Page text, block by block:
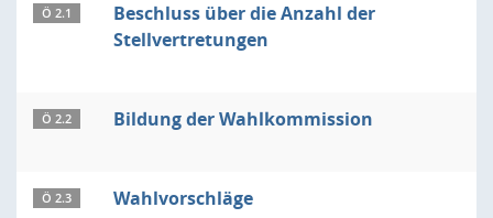
Ö 2.1
Beschluss über die Anzahl der
Stellvertretungen
Ö 2.2 Bildung der Wahlkommission
Ö 2.3 Wahlvorschläge